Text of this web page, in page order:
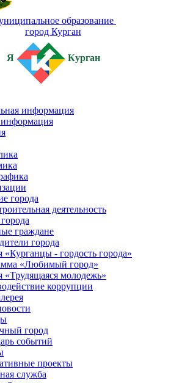
образование
город Курган
Я Курган
информация
города
деятельность
граждане
города
«Курганцы - гордость города»
«Любимый город»
«Трудящаяся молодежь»
коррупции
город
событий
проекты
служба